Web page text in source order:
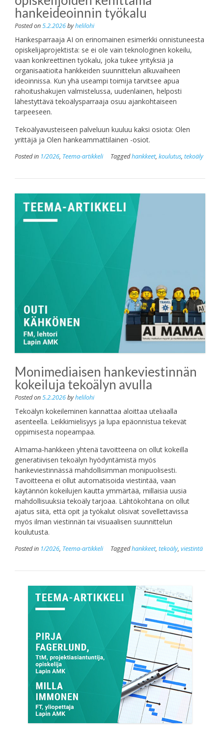
hankeideoinnin työkalu
Posted on5.2.2026byhelilohi
Hankesparraaja AI on erinomainen esimerkki onnistuneesta
opiskelijaprojektista: se ei ole vain teknologinen kokeilu,
vaan konkreettinen työkalu, joka tukee yrityksiä ja
organisaatioita hankkeiden suunnittelun alkuvaiheen
ideoinnissa. Kun yhä useampi toimija tarvitsee apua
rahoitushakujen valmistelussa, uudenlainen, helposti
lähestyttävä tekoälysparraaja osuu ajankohtaiseen
tarpeeseen.
Tekoälyavusteiseen palveluun kuuluu kaksi osiota: Olen
yrittäjä ja Olen hankeammattilainen -osiot.
Posted in 1/2026, Teema-artikkeli Taggedhankkeet, koulutus, tekoäly
Monimediaisen hankeviestinnän
kokeiluja tekoälyn avulla
Posted on5.2.2026byhelilohi
Tekoälyn kokeileminen kannattaa aloittaa uteliaalla
asenteella. Leikkimielisyys ja lupa epäonnistua tekevät
oppimisesta nopeampaa.
AImama-hankkeen yhtenä tavoitteena on ollut kokeilla
generatiivisen tekoälyn hyödyntämistä myös
hankeviestinnässä mahdollisimman monipuolisesti.
Tavoitteena ei ollut automatisoida viestintää, vaan
käytännön kokeilujen kautta ymmärtää, millaisia uusia
mahdollisuuksia tekoäly tarjoaa. Lähtökohtana on ollut
ajatus siitä, että opit ja työkalut olisivat sovellettavissa
myös ilman viestinnän tai visuaalisen suunnittelun
koulutusta.
Posted in 1/2026, Teema-artikkeli Taggedhankkeet, tekoäly, viestintä